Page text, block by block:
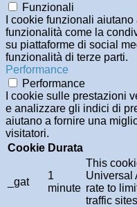
Funzionali
I cookie funzionali
funzionalità come la
su piattaforme di social
funzionalità di terze parti.
Performance
Performance
I cookie sulle prestazioni
e analizzare gli indici di
aiutano a fornire una
visitatori.
Cookie Durata
_gat
1
minute
This
Universal
rate to
traffic